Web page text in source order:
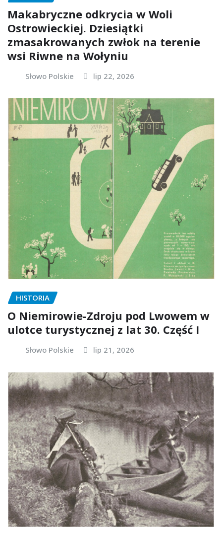
Makabryczne odkrycia w Woli
Ostrowieckiej. Dziesiątki
zmasakrowanych zwłok na terenie
wsi Riwne na Wołyniu
Słowo Polskie lip 22, 2026
HISTORIA
O Niemirowie-Zdroju pod Lwowem w
ulotce turystycznej z lat 30. Część I
Słowo Polskie lip 21, 2026